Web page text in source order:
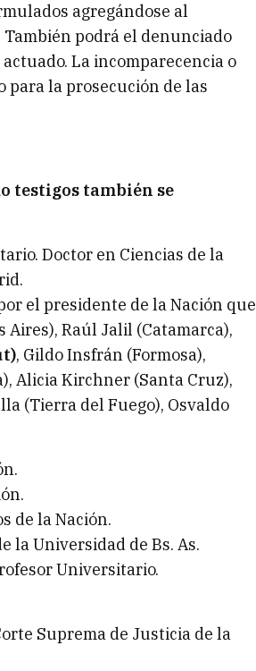
agregándose al
podrá el denunciado
La incomparecencia o
la prosecución de las
testigos también se
Doctor en Ciencias de la
el presidente de la Nación que
Raúl Jalil (Catamarca),
, Gildo Insfrán (Formosa),
Alicia Kirchner (Santa Cruz),
(Tierra del Fuego), Osvaldo
de la Nación.
la Universidad de Bs. As.
Universitario.
Suprema de Justicia de la